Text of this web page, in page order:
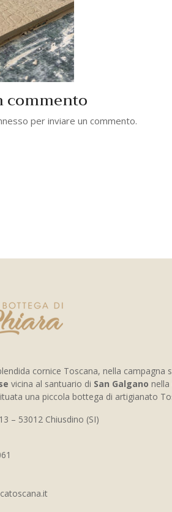
commento
per inviare un commento.
cornice Toscana, nella campagna
vicina al santuario di San Galgano nella
una piccola bottega di artigianato
– 53012 Chiusdino (SI)